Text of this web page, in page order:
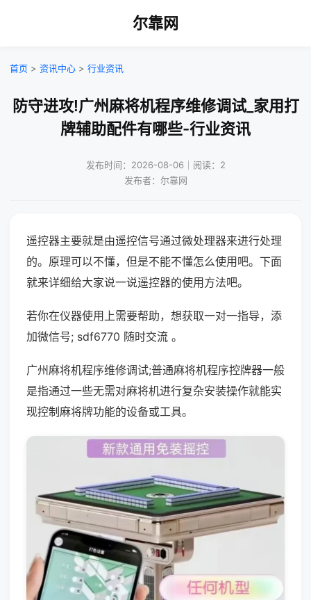
尔靠网
首页 > 资讯中心 > 行业资讯
防守进攻!广州麻将机程序维修调试_家用打
牌辅助配件有哪些-行业资讯
发布时间：2026-08-06｜阅读：2
发布者：尔靠网
遥控器主要就是由遥控信号通过微处理器来进行处理
的。原理可以不懂，但是不能不懂怎么使用吧。下面
就来详细给大家说一说遥控器的使用方法吧。
若你在仪器使用上需要帮助，想获取一对一指导，添
加微信号; sdf6770 随时交流 。
广州麻将机程序维修调试;普通麻将机程序控牌器一般
是指通过一些无需对麻将机进行复杂安装操作就能实
现控制麻将牌功能的设备或工具。